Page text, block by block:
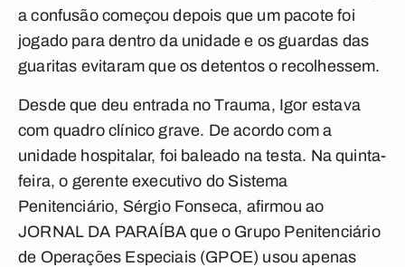
a confusão começou depois que um pacote foi
jogado para dentro da unidade e os guardas das
guaritas evitaram que os detentos o recolhessem.
Desde que deu entrada no Trauma, Igor estava
com quadro clínico grave. De acordo com a
unidade hospitalar, foi baleado na testa. Na quinta-
feira, o gerente executivo do Sistema
Penitenciário, Sérgio Fonseca, afirmou ao
JORNAL DA PARAÍBA que o Grupo Penitenciário
de Operações Especiais (GPOE) usou apenas